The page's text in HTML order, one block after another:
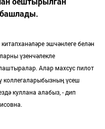
башлады.
эшчәнлеге белән
үзенчәлекле
Алар махсус пилот
коллегаларыбызның үсеш
куллана алабыз, - дип